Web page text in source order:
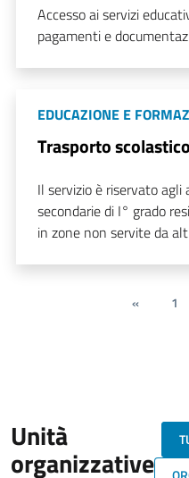
Accesso ai servizi
pagamenti e
EDUCAZIONE E
Trasporto scolastico
Il servizio è riservato
secondarie di I° grado
in zone non servite da
« 1
Unità
organizzative